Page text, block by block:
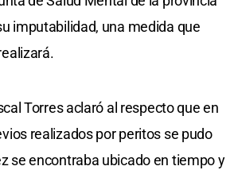
imputabilidad, una medida que
Torres aclaró al respecto que en
realizados por peritos se pudo
se encontraba ubicado en tiempo y